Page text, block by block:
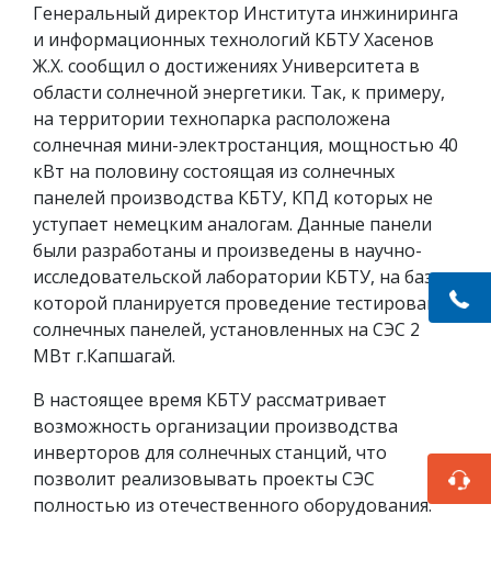
Генеральный директор Института инжиниринга
и информационных технологий КБТУ Хасенов
Ж.Х. сообщил о достижениях Университета в
области солнечной энергетики. Так, к примеру,
на территории технопарка расположена
солнечная мини-электростанция, мощностью 40
кВт на половину состоящая из солнечных
панелей производства КБТУ, КПД которых не
уступает немецким аналогам. Данные панели
были разработаны и произведены в научно-
исследовательской лаборатории КБТУ, на базе
которой планируется проведение тестирования
солнечных панелей, установленных на СЭС 2
МВт г.Капшагай.
В настоящее время КБТУ рассматривает
возможность организации производства
инверторов для солнечных станций, что
позволит реализовывать проекты СЭС
полностью из отечественного оборудования.